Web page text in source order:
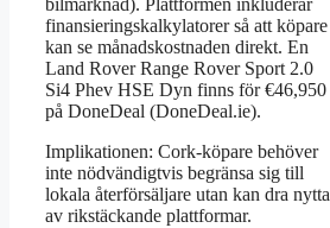
bilmarknad). Plattformen inkluderar
finansieringskalkylatorer så att köpare
kan se månadskostnaden direkt. En
Land Rover Range Rover Sport 2.0
Si4 Phev HSE Dyn finns för €46,950
på DoneDeal (DoneDeal.ie).
Implikationen: Cork-köpare behöver
inte nödvändigtvis begränsa sig till
lokala återförsäljare utan kan dra nytta
av rikstäckande plattformar.